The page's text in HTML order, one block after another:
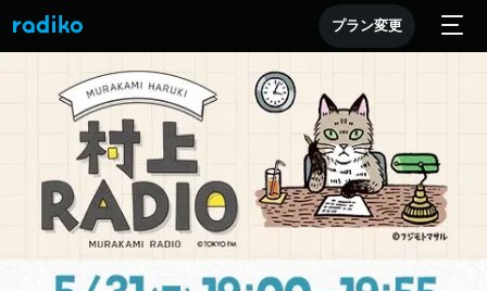
プラン変更